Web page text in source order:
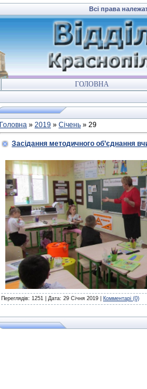
Всі права
ГОЛОВНА
Головна » 2019 » Січень » 29
Засідання методичного об’єднання
Переглядів: 1251 | Дата: 29 Січня 2019 Комментарі (0)